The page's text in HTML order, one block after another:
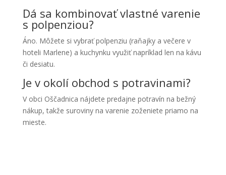
Dá sa kombinovať vlastné varenie
s polpenziou?
Áno. Môžete si vybrať polpenziu (raňajky a večere v
hoteli Marlene) a kuchynku využiť napríklad len na kávu
či desiatu.
Je v okolí obchod s potravinami?
V obci Oščadnica nájdete predajne potravín na bežný
nákup, takže suroviny na varenie zoženiete priamo na
mieste.